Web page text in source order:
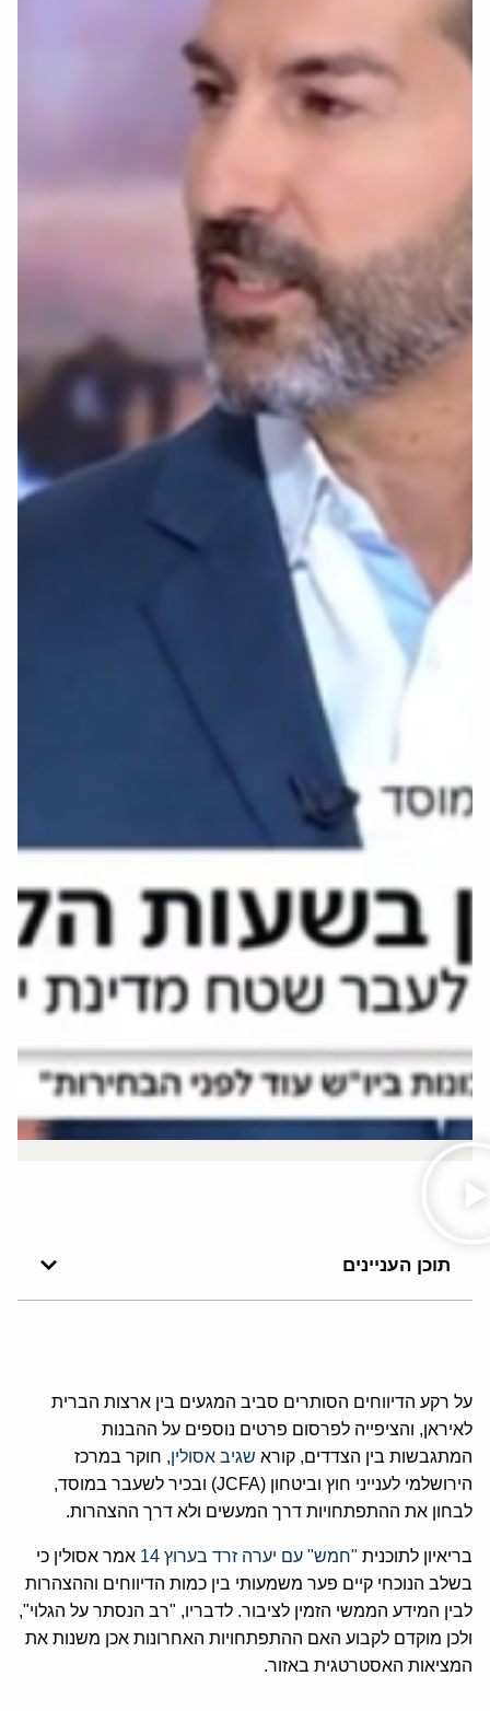
תוכן העניינים
על רקע הדיווחים הסותרים סביב המגעים בין ארצות הברית
לאיראן, והציפייה לפרסום פרטים נוספים על ההבנות
המתגבשות בין הצדדים, קורא שגיב אסולין, חוקר במרכז
הירושלמי לענייני חוץ וביטחון (JCFA) ובכיר לשעבר במוסד,
לבחון את ההתפתחויות דרך המעשים ולא דרך ההצהרות.
בריאיון לתוכנית "חמש" עם יערה זרד בערוץ 14
אמר אסולין כי
בשלב הנוכחי קיים פער משמעותי בין כמות הדיווחים וההצהרות
לבין המידע הממשי הזמין לציבור. לדבריו, "רב הנסתר על הגלוי",
ולכן מוקדם לקבוע האם ההתפתחויות האחרונות אכן משנות את
המציאות האסטרטגית באזור.